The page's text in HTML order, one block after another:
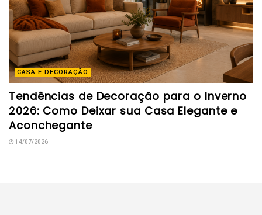
CASA E DECORAÇÃO
Tendências de Decoração para o Inverno
2026: Como Deixar sua Casa Elegante e
Aconchegante
14/07/2026